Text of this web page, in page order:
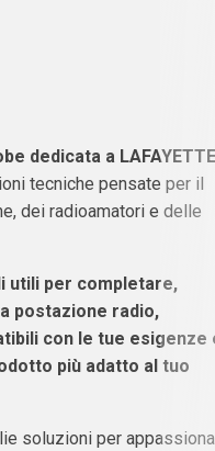
dedicata a LAFAYETTE
tecniche pensate per il
dei radioamatori e delle
utili per completare,
postazione radio,
con le tue esigenze
più adatto al tuo
soluzioni per